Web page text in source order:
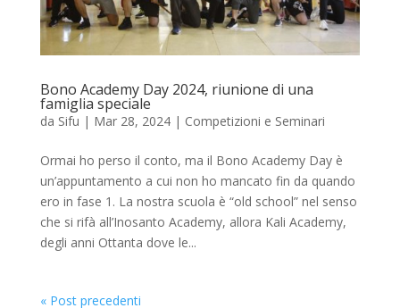
Bono Academy Day 2024, riunione di una
famiglia speciale
da Sifu | Mar 28, 2024| Competizioni e Seminari
Ormai ho perso il conto, ma il Bono Academy Day è
un’appuntamento a cui non ho mancato fin da quando
ero in fase 1. La nostra scuola è “old school” nel senso
che si rifà all’Inosanto Academy, allora Kali Academy,
degli anni Ottanta dove le...
« Post precedenti